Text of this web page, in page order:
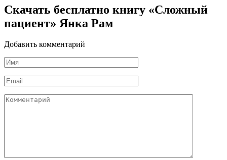
Скачать бесплатно книгу «Сложный
пациент» Янка Рам
Добавить комментарий
Имя
*
Email
*
Комментарий